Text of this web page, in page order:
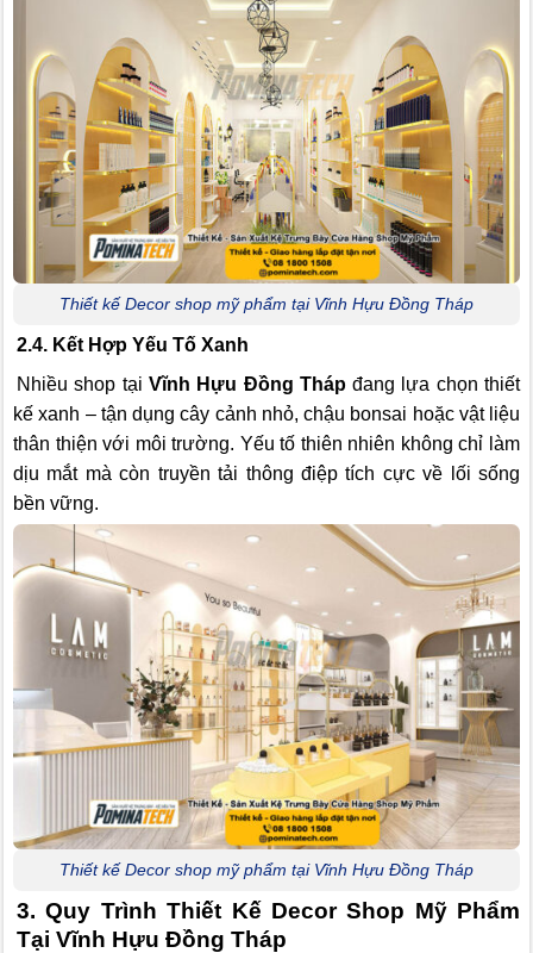
Thiết kế Decor shop mỹ phẩm tại Vĩnh Hựu Đồng Tháp
2.4. Kết Hợp Yếu Tố Xanh
Nhiều shop tại Vĩnh Hựu Đồng Thápđang lựa chọn thiết
kế xanh – tận dụng cây cảnh nhỏ, chậu bonsai hoặc vật liệu
thân thiện với môi trường. Yếu tố thiên nhiên không chỉ làm
dịu mắt mà còn truyền tải thông điệp tích cực về lối sống
bền vững.
Thiết kế Decor shop mỹ phẩm tại Vĩnh Hựu Đồng Tháp
3. Quy Trình Thiết Kế Decor Shop Mỹ Phẩm
Tại Vĩnh Hựu Đồng Tháp